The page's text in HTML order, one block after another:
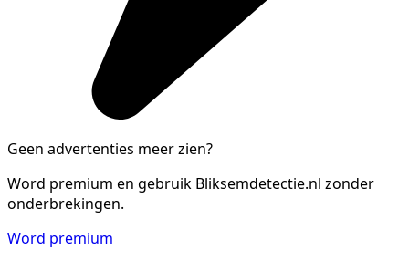
Geen advertenties meer zien?
Word premium en gebruik Bliksemdetectie.nl zonder
onderbrekingen.
Word premium